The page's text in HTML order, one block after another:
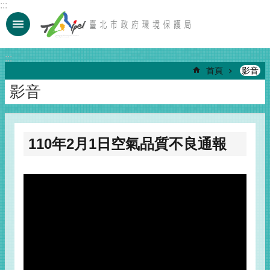
跳到主要內容區塊
:::
:::
首頁 影音
影音
110年2月1日空氣品質不良通報